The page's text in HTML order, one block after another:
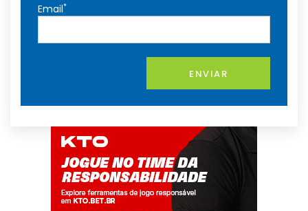
Email*
ENVIAR